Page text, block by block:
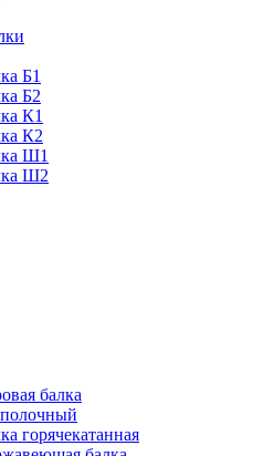
Б1
Б2
К1
К2
Ш1
Ш2
балка
горячекатанная